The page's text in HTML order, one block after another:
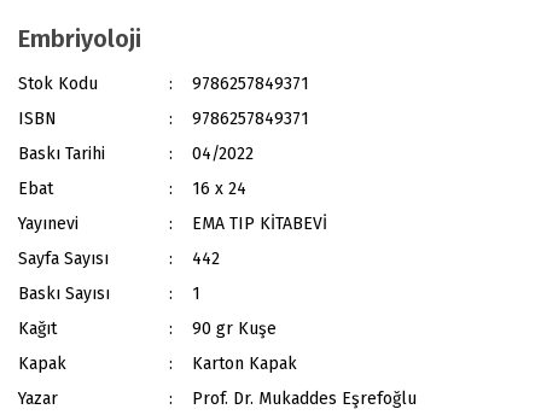
Embriyoloji
Stok Kodu
9786257849371
ISBN
9786257849371
Baskı Tarihi
04/2022
Ebat
16 x 24
Yayınevi
EMA TIP KİTABEVİ
Sayfa Sayısı
442
Baskı Sayısı
1
Kağıt
90 gr Kuşe
Kapak
Karton Kapak
Yazar
Prof. Dr. Mukaddes Eşrefoğlu